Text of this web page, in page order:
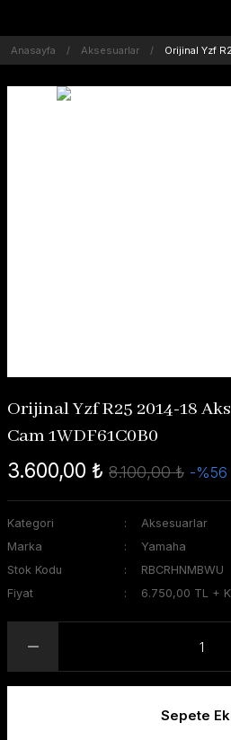
Anasayfa Aksesuarlar Orijinal Yzf
Orijinal Yzf R25 2014-18
Cam 1WDF61C0B0
3.600,00 ₺ 8.100,00 ₺ -%56
Kategori
Aksesuarlar
Marka
Yamaha
Stok Kodu
RBCRHNMBWU
Fiyat
6.750,00 TL +
Sepete